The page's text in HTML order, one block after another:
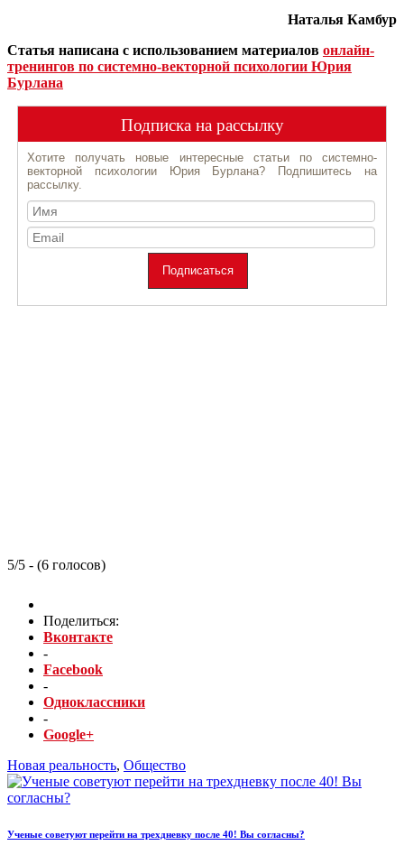
Наталья Камбур
Статья написана с использованием материалов онлайн-
тренингов по системно-векторной психологии Юрия
Бурлана
5/5 - (6 голосов)
Поделиться:
Вконтакте
-
Facebook
-
Одноклассники
-
Google+
Новая реальность, Общество
Ученые советуют перейти на трехдневку после 40! Вы согласны?